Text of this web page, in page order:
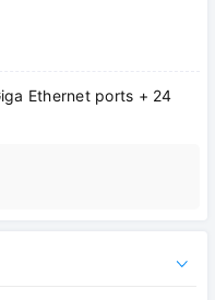
Ethernet ports + 24